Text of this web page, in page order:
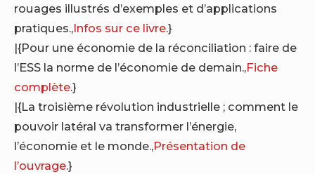
rouages illustrés d’exemples et d’applications
pratiques.,Infos sur ce livre.}
|{Pour une économie de la réconciliation : faire de
l’ESS la norme de l’économie de demain.,Fiche
complète.}
|{La troisième révolution industrielle ; comment le
pouvoir latéral va transformer l’énergie,
l’économie et le monde.,Présentation de
l’ouvrage.}